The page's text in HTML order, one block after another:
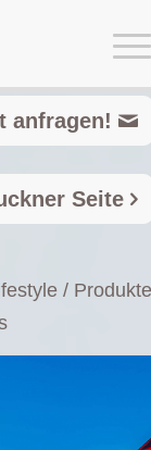
anfragen!
Seite
/ Produkte